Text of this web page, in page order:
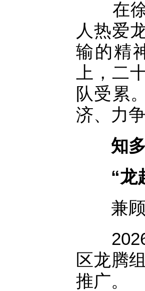
在徐
人热爱
输的精
上，二
队受累
济、力
知
“龙超
兼顾
2026
区龙腾
推广。